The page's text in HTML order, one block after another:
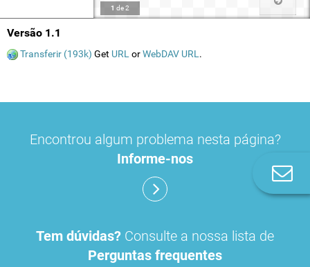
1 de2
Versão 1.1
Transferir (193k) Get URL orWebDAV URL .
Encontrou algum problema nesta página?
Informe-nos
Tem dúvidas? Consulte a nossa lista de
Perguntas frequentes